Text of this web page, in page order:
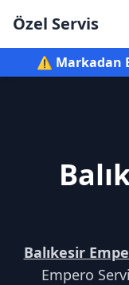
Özel Servis
⚠️ Markadan
Balıkesir
Empero